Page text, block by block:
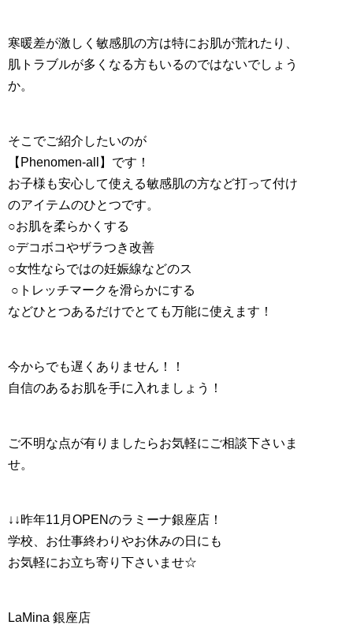
寒暖差が激しく敏感肌の方は特にお肌が荒れたり、
肌トラブルが多くなる方もいるのではないでしょう
か。
そこでご紹介したいのが
【Phenomen-all】です！
お子様も安心して使える敏感肌の方など打って付け
のアイテムのひとつです。
○お肌を柔らかくする
○デコボコやザラつき改善
○女性ならではの妊娠線などのス
○トレッチマークを滑らかにする
などひとつあるだけでとても万能に使えます！
今からでも遅くありません！！
自信のあるお肌を手に入れましょう！
ご不明な点が有りましたらお気軽にご相談下さいま
せ。
↓↓昨年11月OPENのラミーナ銀座店！
学校、お仕事終わりやお休みの日にも
お気軽にお立ち寄り下さいませ☆
LaMina 銀座店